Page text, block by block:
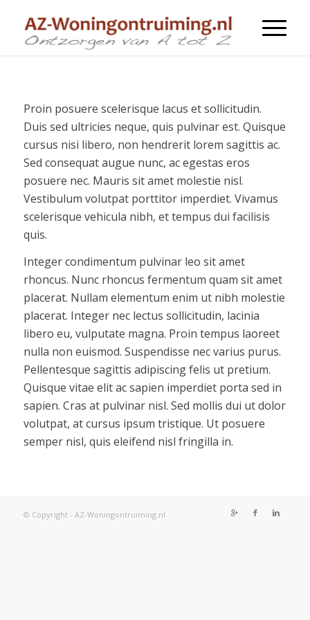
Proin posuere scelerisque lacus et sollicitudin.
Duis sed ultricies neque, quis pulvinar est. Quisque
cursus nisi libero, non hendrerit lorem sagittis ac.
Sed consequat augue nunc, ac egestas eros
posuere nec. Mauris sit amet molestie nisl.
Vestibulum volutpat porttitor imperdiet. Vivamus
scelerisque vehicula nibh, et tempus dui facilisis
quis.
Integer condimentum pulvinar leo sit amet
rhoncus. Nunc rhoncus fermentum quam sit amet
placerat. Nullam elementum enim ut nibh molestie
placerat. Integer nec lectus sollicitudin, lacinia
libero eu, vulputate magna. Proin tempus laoreet
nulla non euismod. Suspendisse nec varius purus.
Pellentesque sagittis adipiscing felis ut pretium.
Quisque vitae elit ac sapien imperdiet porta sed in
sapien. Cras at pulvinar nisl. Sed mollis dui ut dolor
volutpat, at cursus ipsum tristique. Ut posuere
semper nisl, quis eleifend nisl fringilla in.
© Copyright - AZ-Woningontruiming.nl